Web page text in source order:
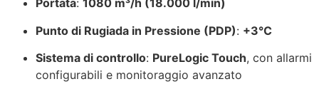
Portata: 1080 m³/h (18.000 l/min)
Punto di Rugiada in Pressione (PDP): +3°C
Sistema di controllo: PureLogic Touch, con allarmi
configurabili e monitoraggio avanzato